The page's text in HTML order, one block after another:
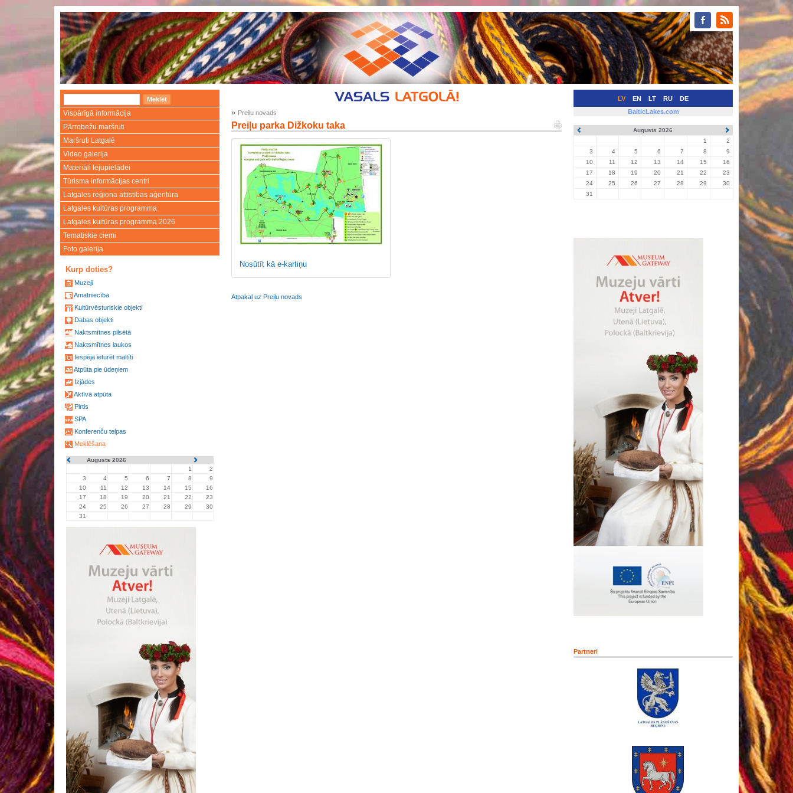
LV EN LT RU DE
Vispārīgā informācija
Pārrobežu maršruti
Maršruti Latgalē
Video galerija
Materiāli lejupielādei
Tūrisma informācijas centri
Latgales reģiona attīstības aģentūra
Latgales kultūras programma
Latgales kultūras programma 2026
Tematiskie ciemi
Foto galerija
Kurp doties?
Muzeji
Amatniecība
Kultūrvēsturiskie objekti
Dabas objekti
Naktsmītnes pilsētā
Naktsmītnes laukos
Iespēja ieturēt maltīti
Atpūta pie ūdeņiem
Izjādes
Aktīvā atpūta
Pirtis
SPA
Konferenču telpas
Meklēšana
Augusts 2026
1
2
3
4 5 6 7 8
9
10
11 12 13 14 15
16
17
18 19 20 21 22
23
24
25 26 27 28 29
30
31
» Preiļu novads
Preiļu parka Dižkoku taka
Nosūtīt kā e-kartiņu
Atpakaļ uz Preiļu novads
BalticLakes.com
Augusts 2026
1
2
3
4 5 6 7 8
9
10
11 12 13 14 15
16
17
18 19 20 21 22
23
24
25 26 27 28 29
30
31
Partneri